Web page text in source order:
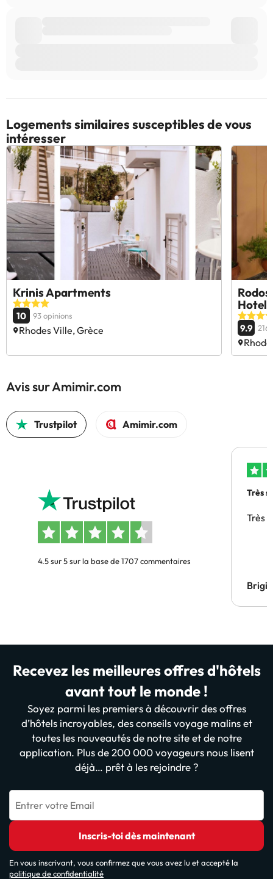
Logements similaires susceptibles de vous
intéresser
Krinis Apartments
10 93 opinions
Rhodes Ville, Grèce
Hotel
9.9 216
Avis sur Amimir.com
Trustpilot Amimir.com
4.5 sur 5 sur la base de 1707 commentaires
Très
Très
Recevez les meilleures offres d'hôtels
avant tout le monde !
Soyez parmi les premiers à découvrir des offres
d’hôtels incroyables, des conseils voyage malins et
toutes les nouveautés de notre site et de notre
application. Plus de 200 000 voyageurs nous lisent
déjà… prêt à les rejoindre ?
Entrer votre Email
Inscris-toi dès maintenant
En vous inscrivant, vous confirmez que vous avez lu et accepté la
politique de confidentialité